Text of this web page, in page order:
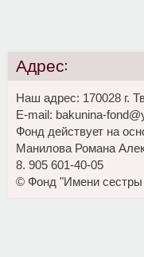
Адрес:
Наш адрес: 170028 г.
E-mail: bakunina-
Фонд действует на
Манилова Романа
8. 905 601-40-05
© Фонд "Имени сестры